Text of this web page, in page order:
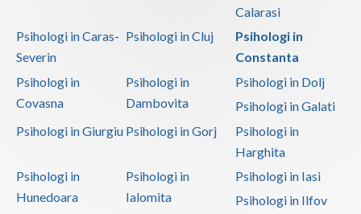
Calarasi
Psihologi in Caras-
Severin
Psihologi in Cluj
Psihologi in
Constanta
Psihologi in
Covasna
Psihologi in
Dambovita
Psihologi in Dolj
Psihologi in Galati
Psihologi in Giurgiu Psihologi in Gorj
Psihologi in
Harghita
Psihologi in
Hunedoara
Psihologi in
Ialomita
Psihologi in Iasi
Psihologi in Ilfov